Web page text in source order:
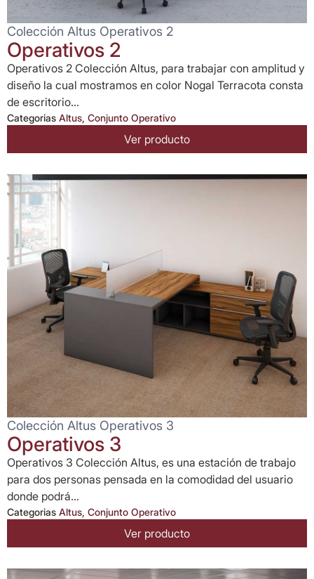
Colección Altus Operativos 2
Operativos 2
Operativos 2 Colección Altus, para trabajar con amplitud y
diseño la cual mostramos en color Nogal Terracota consta
de escritorio...
Categorias Altus, Conjunto Operativo
Ver producto
Colección Altus Operativos 3
Operativos 3
Operativos 3 Colección Altus, es una estación de trabajo
para dos personas pensada en la comodidad del usuario
donde podrá...
Categorias Altus, Conjunto Operativo
Ver producto